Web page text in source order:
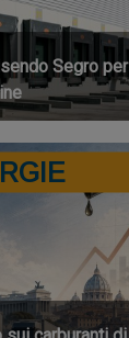
Segro per